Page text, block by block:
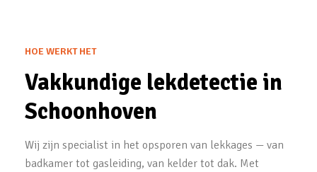
HOE WERKT HET
Vakkundige lekdetectie in
Schoonhoven
Wij zijn specialist in het opsporen van lekkages — van
badkamer tot gasleiding, van kelder tot dak. Met